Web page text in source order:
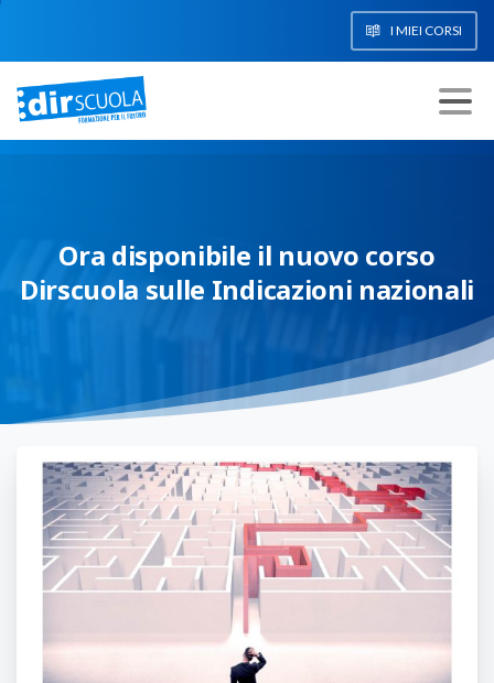
I MIEI CORSI
Ora disponibile il nuovo corso
Dirscuola sulle Indicazioni nazionali